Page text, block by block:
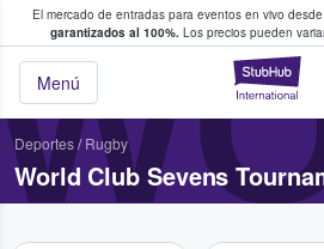
El mercado de entradas para eventos en vivo
garantizados al 100%. Los precios pueden
Menú
y venta de entradas
Deportes/ Rugby
World Club Sevens